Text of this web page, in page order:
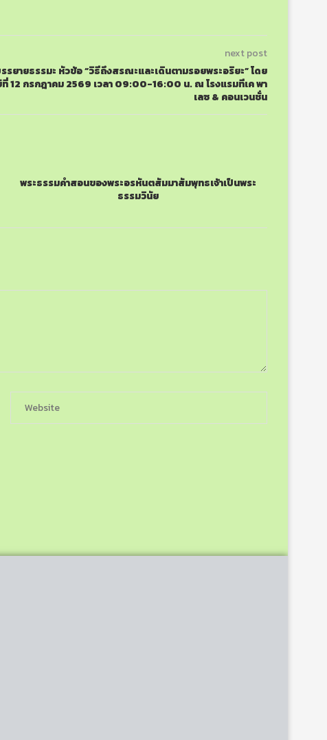
next post
ยายธรรมะ หัวข้อ “วิธีถึงสรณะและเดินตามรอยพระอริยะ” โดย
12 กรกฎาคม 2569 เวลา 09:00-16:00 น. ณ โรงแรมทีเค พา
เลซ & คอนเวนชั่น
พระธรรมคำสอนของพระอรหันตสัมมาสัมพุทธเจ้าเป็นพระ
ธรรมวินัย